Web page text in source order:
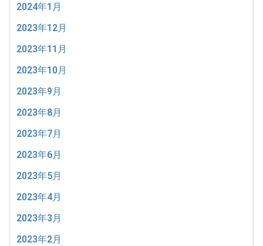
2024年1月
2023年12月
2023年11月
2023年10月
2023年9月
2023年8月
2023年7月
2023年6月
2023年5月
2023年4月
2023年3月
2023年2月